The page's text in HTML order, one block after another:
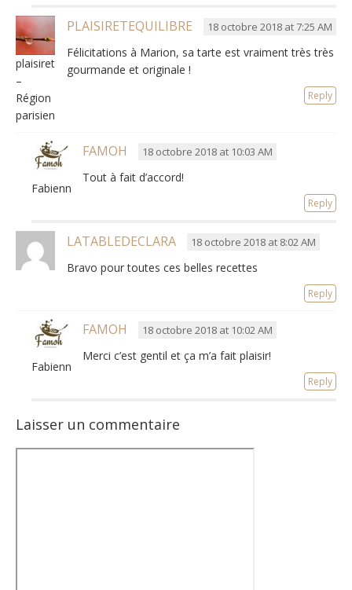
plaisiretequilibre
–
Région
parisienne
PLAISIRETEQUILIBRE 18 octobre 2018 at 7:25 AM
Félicitations à Marion, sa tarte est vraiment très très
gourmande et originale !
Reply
Fabienne
FAMOH 18 octobre 2018 at 10:03 AM
Tout à fait d’accord!
Reply
LATABLEDECLARA 18 octobre 2018 at 8:02 AM
Bravo pour toutes ces belles recettes
Reply
Fabienne
FAMOH 18 octobre 2018 at 10:02 AM
Merci c’est gentil et ça m’a fait plaisir!
Reply
Laisser un commentaire